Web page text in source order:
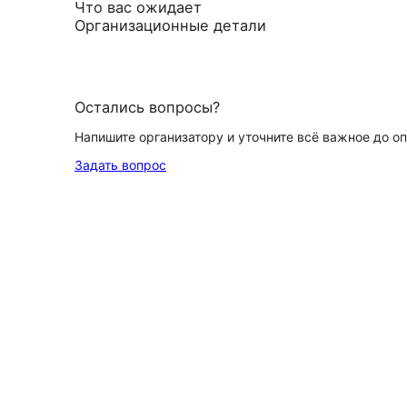
Что вас ожидает
Организационные детали
Остались вопросы?
Напишите организатору и уточните всё важное до
Задать вопрос